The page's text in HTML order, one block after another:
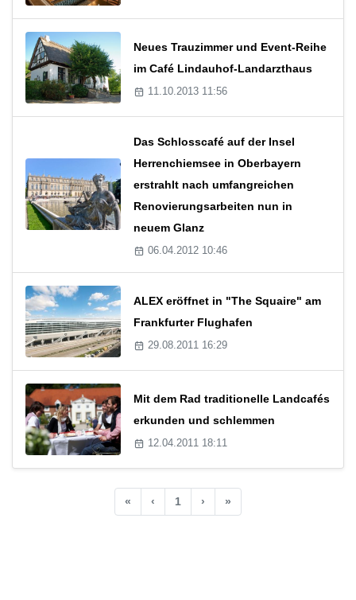
Neues Trauzimmer und Event-Reihe
im Café Lindauhof-Landarzthaus
11.10.2013 11:56
Das Schlosscafé auf der Insel
Herrenchiemsee in Oberbayern
erstrahlt nach umfangreichen
Renovierungsarbeiten nun in
neuem Glanz
06.04.2012 10:46
ALEX eröffnet in "The Squaire" am
Frankfurter Flughafen
29.08.2011 16:29
Mit dem Rad traditionelle Landcafés
erkunden und schlemmen
12.04.2011 18:11
« ‹ 1 › »